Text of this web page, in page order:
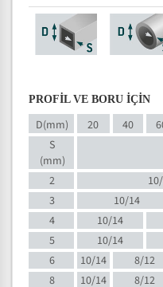
PROFİL VE BORU İÇİN
D(mm) 20 40
S
(mm)
2
3
10/14
4
10/14
5
10/14
6
10/14 8/12
8
10/14 8/12